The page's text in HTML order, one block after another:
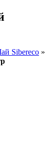
Sibereco »